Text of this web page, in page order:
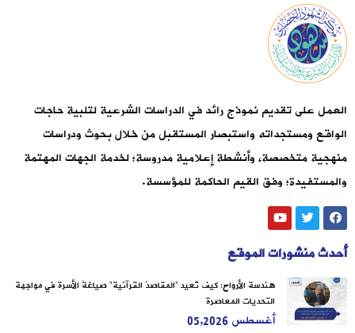
العمل على تقديم نموذج رائد في الدراسات الشرعية لتلبية حاجات
الواقع ومستجداته واستبصار المستقبل من خلال بحوث ودراسات
منهجية متخصصة، وأنشطة إعلامية مدروسة؛ لخدمة الجهات المهتمة
والمستفيدة؛ وفق القيم الحاكمة للمؤسسة.
أحدث منشورات الموقع
هندسة الأرواح: كيف تُعيد “المقاصدُ القرآنية” صياغةَ الأسرة في مواجهة
التحديات المعاصرة
أغسطس 05,2026